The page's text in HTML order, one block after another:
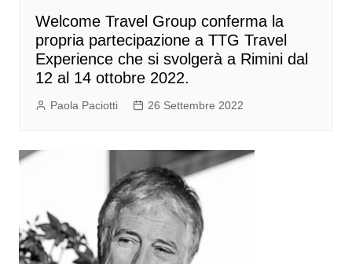
Welcome Travel Group conferma la
propria partecipazione a TTG Travel
Experience che si svolgerà a Rimini dal
12 al 14 ottobre 2022.
Paola Paciotti 26 Settembre 2022